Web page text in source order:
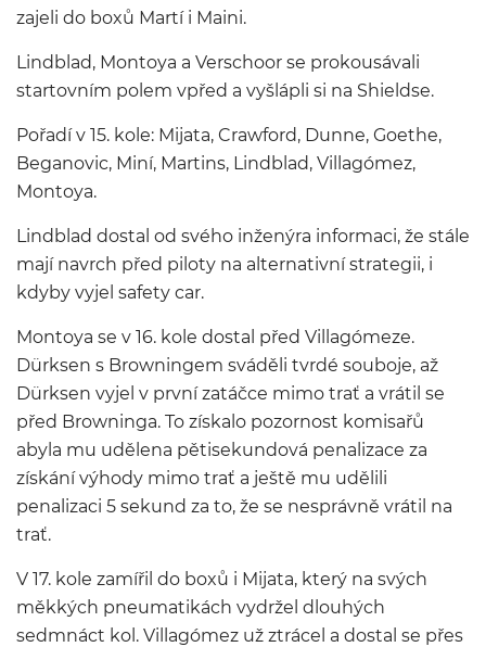
zajeli do boxů Martí i Maini.
Lindblad, Montoya a Verschoor se prokousávali
startovním polem vpřed a vyšlápli si na Shieldse.
Pořadí v 15. kole: Mijata, Crawford, Dunne, Goethe,
Beganovic, Miní, Martins, Lindblad, Villagómez,
Montoya.
Lindblad dostal od svého inženýra informaci, že stále
mají navrch před piloty na alternativní strategii, i
kdyby vyjel safety car.
Montoya se v 16. kole dostal před Villagómeze.
Dürksen s Browningem sváděli tvrdé souboje, až
Dürksen vyjel v první zatáčce mimo trať a vrátil se
před Browninga. To získalo pozornost komisařů
abyla mu udělena pětisekundová penalizace za
získání výhody mimo trať a ještě mu udělili
penalizaci 5 sekund za to, že se nesprávně vrátil na
trať.
V 17. kole zamířil do boxů i Mijata, který na svých
měkkých pneumatikách vydržel dlouhých
sedmnáct kol. Villagómez už ztrácel a dostal se přes